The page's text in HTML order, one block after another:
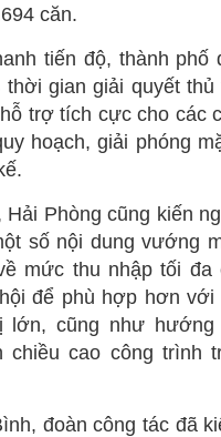
căn.
tiến độ, thành phố
thời gian giải quyết
trợ tích cực cho các
hoạch, giải phóng
Hải Phòng cũng kiến
số nội dung vướng
mức thu nhập tối đa
để phù hợp hơn với
lớn, cũng như
chiều cao công trình
đoàn công tác đã